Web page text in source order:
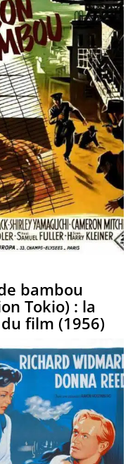
bambou
Tokio) : la
film (1956)